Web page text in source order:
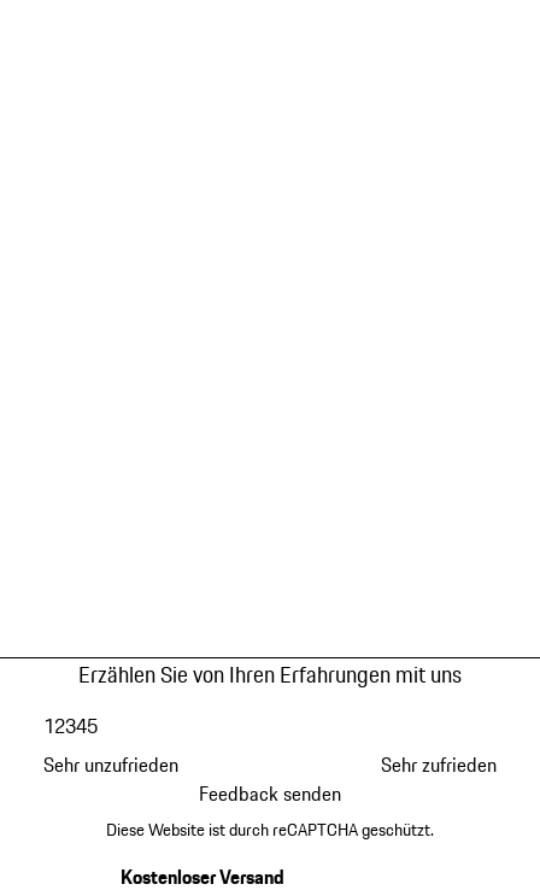
Erzählen Sie von Ihren Erfahrungen mit uns
Sehr unzufrieden
12345
Sehr zufrieden
Feedback senden
Diese Website ist durch reCAPTCHA geschützt.
Kostenloser Versand